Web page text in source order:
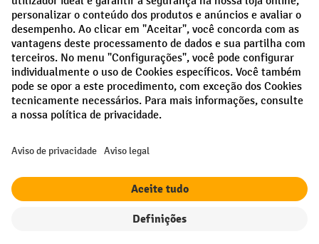
Ordenação
Redes sociais
Facebook
LinkedIn
Instagram
Proteção de dados Definições de privacidade
Todos os preços excl. IVA maiscustos de envio
entrega, se não indicado o contrário.
¹ O desconto é válido enquanto durarem os stocks. O desconto não se